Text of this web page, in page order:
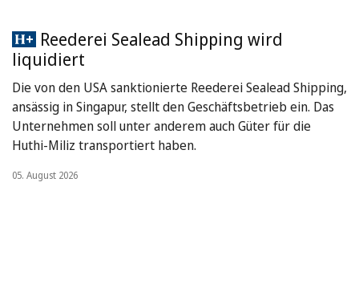
Reederei Sealead Shipping wird
liquidiert
Die von den USA sanktionierte Reederei Sealead Shipping,
ansässig in Singapur, stellt den Geschäftsbetrieb ein. Das
Unternehmen soll unter anderem auch Güter für die
Huthi-Miliz transportiert haben.
05. August 2026